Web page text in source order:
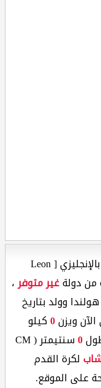
ليون برويخوف وإسمه الكامل الحقيقي بالإنجليزي [ Leon
غير متوفر،
وولد بتاريخ
ويزن0كيلو
0
سنتيمتر ( CM
لكرة القدم
على الموقع.